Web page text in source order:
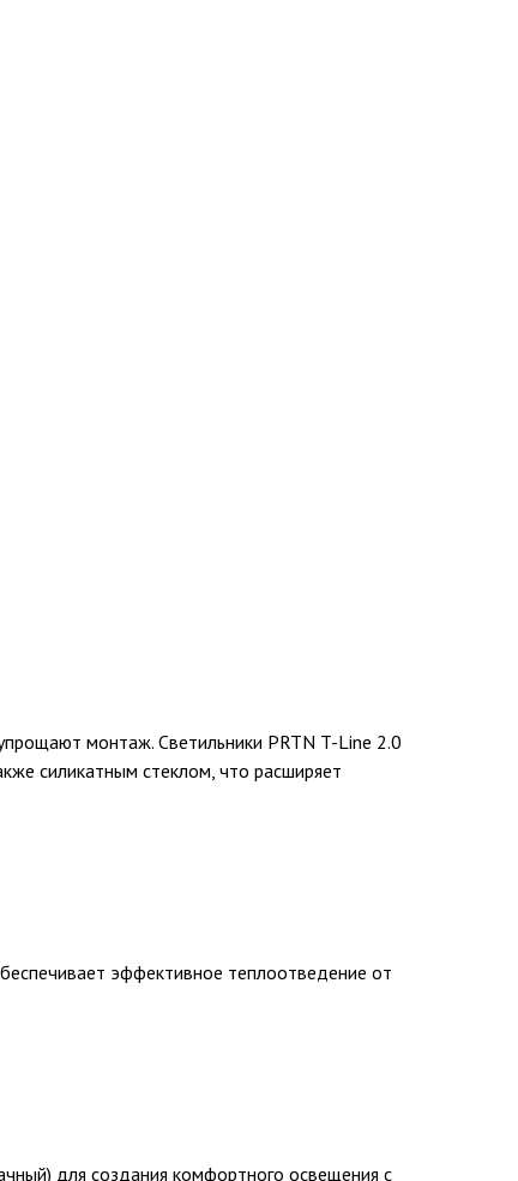
монтаж. Светильники PRTN T-Line 2.0
силикатным стеклом, что расширяет
эффективное теплоотведение от
для создания комфортного освещения с